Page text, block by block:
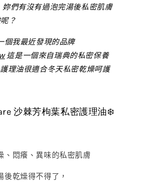
們有沒有過泡完湯後私密肌膚
？
個我最近發現的品牌
這是一個來自瑞典的私密保養
理油很適合冬天私密乾燥呵護
沙棘芳枸葉私密護理油❄️
、悶癢、異味的私密肌膚
乾燥得不得了，